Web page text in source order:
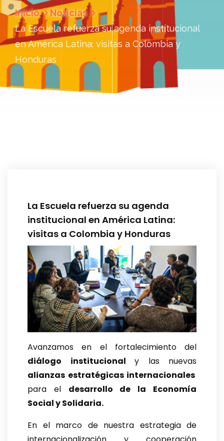
Inicio
Noticias
La Escuela refuerza su agenda institucional
en América Latina: visitas a Colombia y
Honduras
La Escuela refuerza su agenda
institucional en América Latina:
visitas a Colombia y Honduras
Avanzamos en el fortalecimiento del
diálogo institucional y las nuevas
alianzas estratégicas internacionales
para el desarrollo de la Economía
Social y Solidaria.
En el marco de nuestra estrategia de